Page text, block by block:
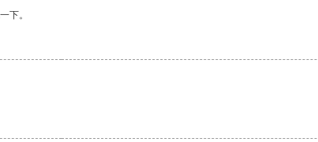
下。